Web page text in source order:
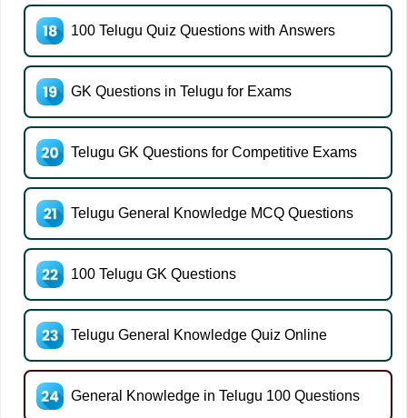
100 Telugu Quiz Questions with Answers
GK Questions in Telugu for Exams
Telugu GK Questions for Competitive Exams
Telugu General Knowledge MCQ Questions
100 Telugu GK Questions
Telugu General Knowledge Quiz Online
General Knowledge in Telugu 100 Questions